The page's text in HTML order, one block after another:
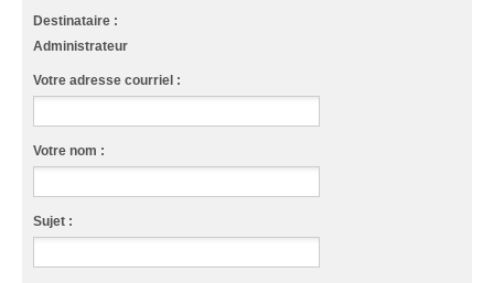
Destinataire :
Administrateur
Votre adresse courriel :
Votre nom :
Sujet :